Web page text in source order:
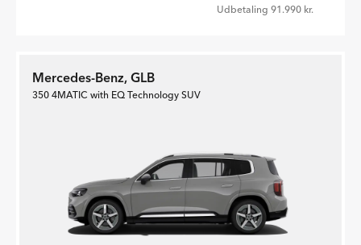
Udbetaling 91.990 kr.
Mercedes-Benz, GLB
350 4MATIC with EQ Technology SUV